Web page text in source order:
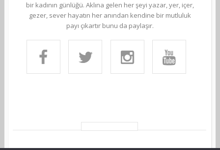
bir kadının günlüğü. Aklına gelen her şeyi yazar, yer, içer,
gezer, sever hayatın her anından kendine bir mutluluk
payı çıkartır bunu da paylaşır.